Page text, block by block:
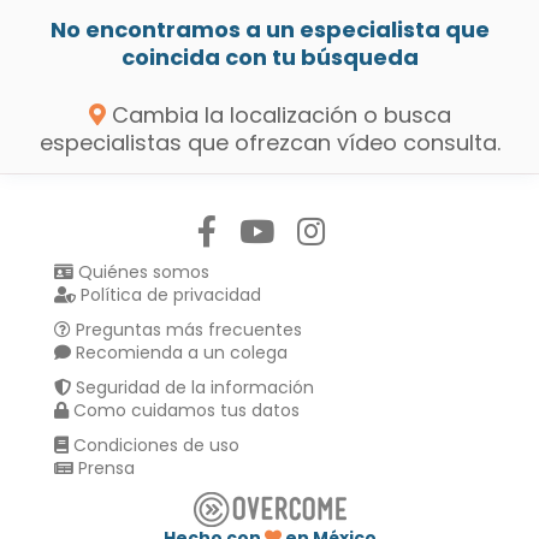
No encontramos a un especialista que
coincida con tu búsqueda
Cambia la localización o busca
especialistas que ofrezcan vídeo consulta.
Quiénes somos
Política de privacidad
Preguntas más frecuentes
Recomienda a un colega
Seguridad de la información
Como cuidamos tus datos
Condiciones de uso
Prensa